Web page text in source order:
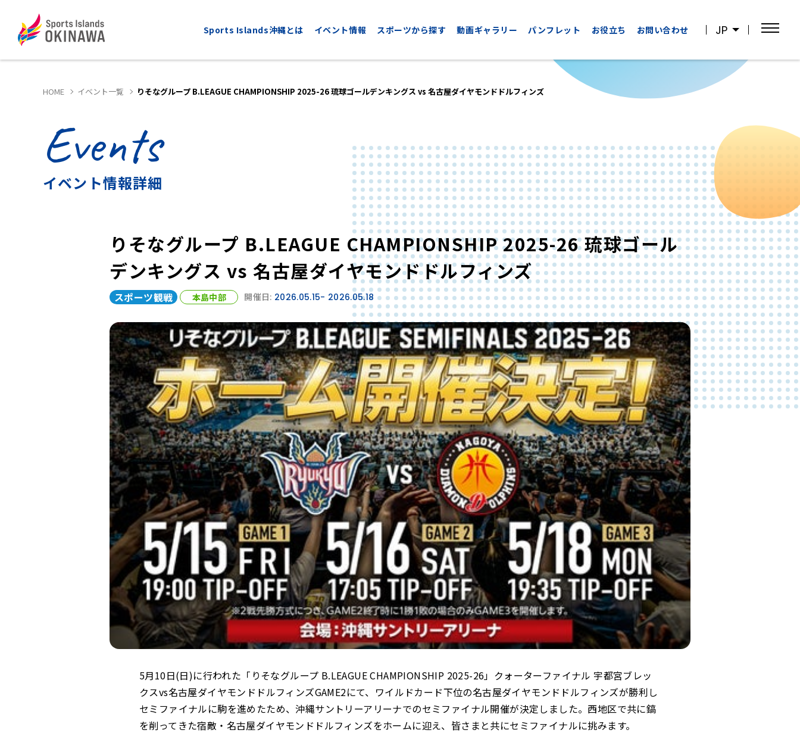
JP
Sports Islands沖縄とは イベント情報 スポーツから探す
ALL
全てのスポーツ
CYCLING
サイクリング
GOLF
ゴルフ
SPORTS
スポーツ観戦
CATEGORIES
その他の
カテゴリー
動画ギャラリー パンフレット お役立ち お問い合わせ
HOME イベント一覧 りそなグループ B.LEAGUE CHAMPIONSHIP 2025-26 琉球ゴールデンキングス vs 名古屋ダイヤモンドドルフィンズ
Events
イベント情報詳細
りそなグループ B.LEAGUE CHAMPIONSHIP 2025-26 琉球ゴール
デンキングス vs 名古屋ダイヤモンドドルフィンズ
スポーツ観戦 本島中部 開催日: 2026.05.15- 2026.05.18
5月10日(日)に行われた「りそなグループ B.LEAGUE CHAMPIONSHIP 2025-26」クォーターファイナル 宇都宮ブレッ
クスvs名古屋ダイヤモンドドルフィンズGAME2にて、ワイルドカード下位の名古屋ダイヤモンドドルフィンズが勝利し
セミファイナルに駒を進めたため、沖縄サントリーアリーナでのセミファイナル開催が決定しました。西地区で共に鎬
を削ってきた宿敵・名古屋ダイヤモンドドルフィンズをホームに迎え、皆さまと共にセミファイナルに挑みます。